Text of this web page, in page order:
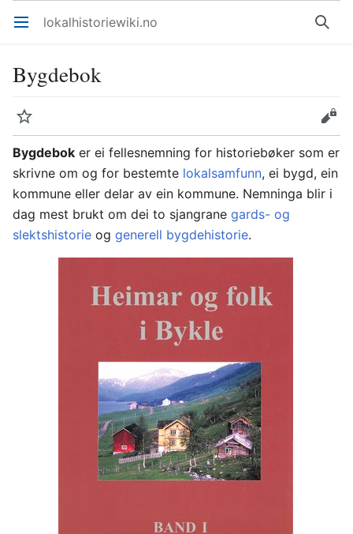
Åpne hovedmenyen lokalhistoriewiki.no Søk
Bygdebok
Overvåk
Rediger
Bygdebok er ei fellesnemning for historiebøker som er
skrivne om og for bestemte lokalsamfunn, ei bygd, ein
kommune eller delar av ein kommune. Nemninga blir i
dag mest brukt om dei to sjangrane gards- og
slektshistorie og generell bygdehistorie.